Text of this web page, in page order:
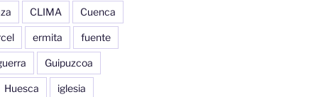
CLIMA Cuenca
ermita fuente
Guipuzcoa
Huesca iglesia